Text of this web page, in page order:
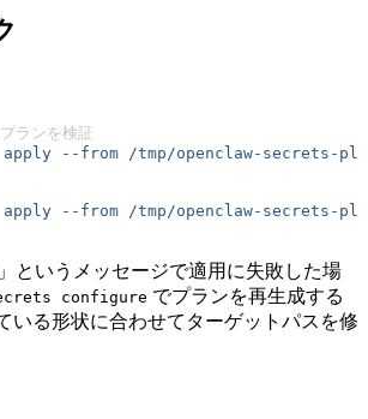
ランを検証
apply --from /tmp/openclaw-secrets-
apply --from /tmp/openclaw-secrets-
」というメッセージで適用に失敗した場
configure でプランを再生成する
いる形状に合わせてターゲットパスを修